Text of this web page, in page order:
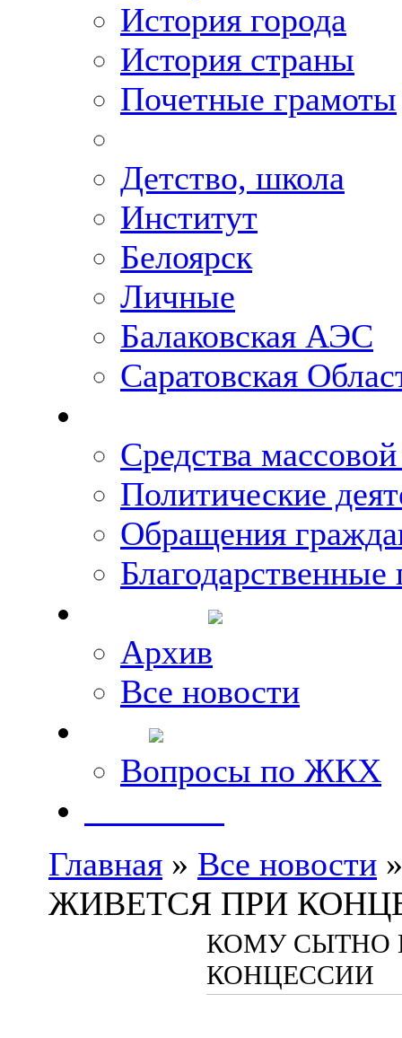
История города
История страны
Почетные грамоты
Детство, школа
Институт
Белоярск
Личные
Балаковская АЭС
Саратовская
Средства
Политические
Обращения
Благодарственные
Архив
Все новости
Вопросы по ЖКХ
Главная » Все новости
ЖИВЕТСЯ ПРИ
КОМУ СЫТНО
КОНЦЕССИИ